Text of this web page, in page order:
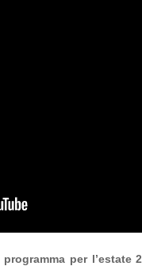
programma per l’estate